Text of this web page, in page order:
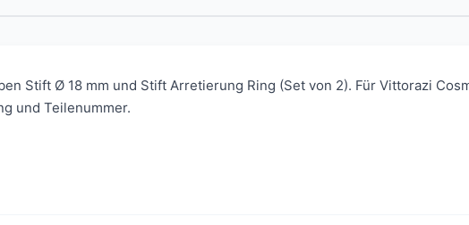
Stift Ø 18 mm und Stift Arretierung Ring (Set von 2). Für Vittorazi
und Teilenummer.